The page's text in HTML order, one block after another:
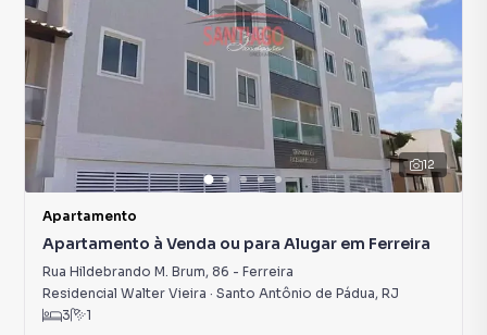
12
Apartamento
Apartamento à Venda ou para Alugar em Ferreira
Rua Hildebrando M. Brum, 86 - Ferreira
Residencial Walter Vieira · Santo Antônio de Pádua, RJ
3
1